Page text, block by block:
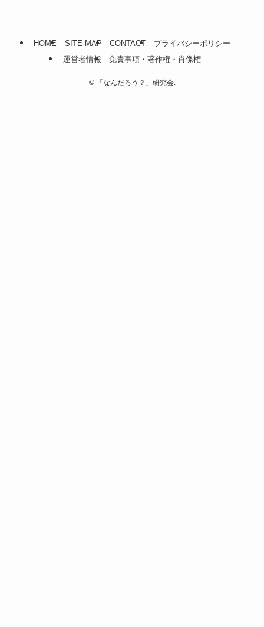
HOME SITE-MAP CONTACT
プライバシーポリシー
運営者情報
免責事項・著作権・肖像権
©「なんだろう？」研究会.